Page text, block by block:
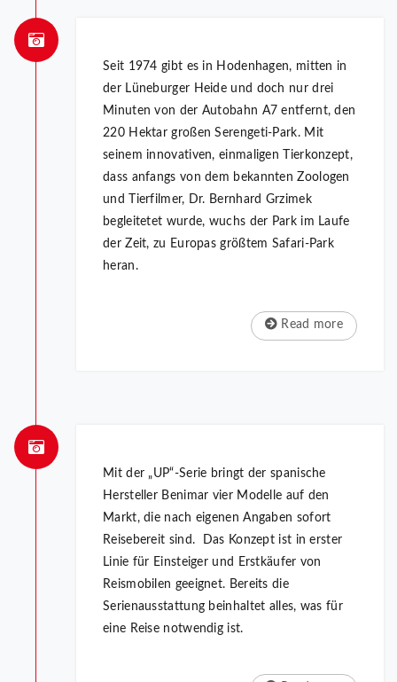
Seit 1974 gibt es in Hodenhagen, mitten in
der Lüneburger Heide und doch nur drei
Minuten von der Autobahn A7 entfernt, den
220 Hektar großen Serengeti-Park. Mit
seinem innovativen, einmaligen Tierkonzept,
dass anfangs von dem bekannten Zoologen
und Tierfilmer, Dr. Bernhard Grzimek
begleitetet wurde, wuchs der Park im Laufe
der Zeit, zu Europas größtem Safari-Park
heran.
Read more
Mit der „UP“-Serie bringt der spanische
Hersteller Benimar vier Modelle auf den
Markt, die nach eigenen Angaben sofort
Reisebereit sind. Das Konzept ist in erster
Linie für Einsteiger und Erstkäufer von
Reismobilen geeignet. Bereits die
Serienausstattung beinhaltet alles, was für
eine Reise notwendig ist.